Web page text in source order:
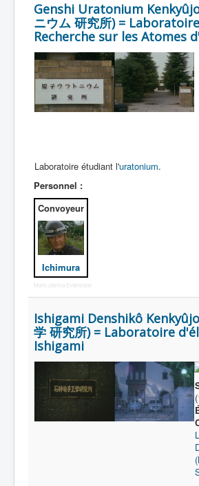
Genshi Uratonium
ニウム 研究所) =
Recherche sur les Atomes
Laboratoire étudiant l'uratonium.
Personnel :
Convoyeur
Ichimura
More Joomla Extensions
Ishigami Denshikô
学 研究所) = Laboratoire
Ishigami